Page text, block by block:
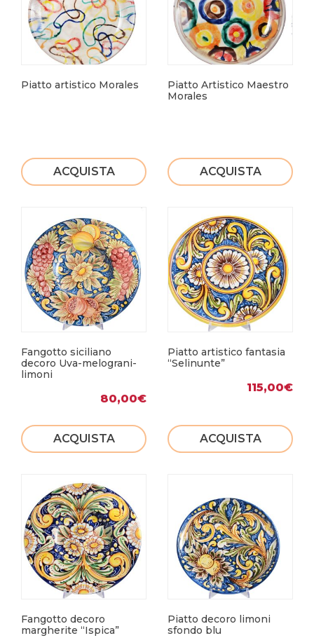
Piatto artistico Morales
ACQUISTA
Piatto Artistico Maestro
Morales
ACQUISTA
Fangotto siciliano
decoro Uva-melograni-
limoni
80,00€
ACQUISTA
Piatto artistico fantasia
“Selinunte”
115,00€
ACQUISTA
Fangotto decoro
margherite “Ispica”
Piatto decoro limoni
sfondo blu